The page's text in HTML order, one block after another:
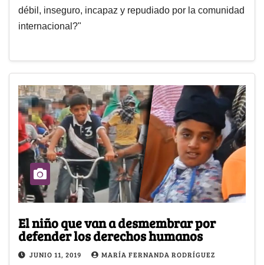
débil, inseguro, incapaz y repudiado por la comunidad
internacional?"
El niño que van a desmembrar por
defender los derechos humanos
JUNIO 11, 2019 MARÍA FERNANDA RODRÍGUEZ